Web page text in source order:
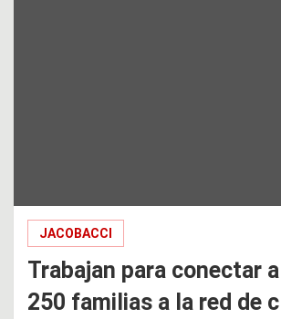
JACOBACCI
Trabajan para conectar
250 familias a la red de